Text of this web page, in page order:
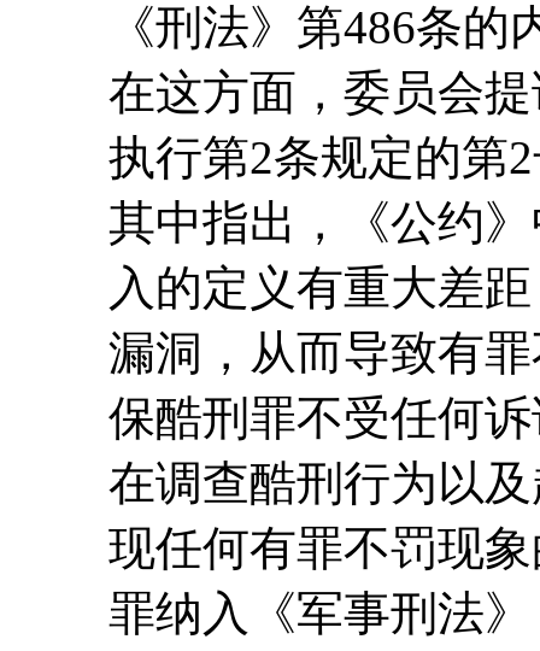
《刑法》第486条
在这方面，委员会
执行第2条规定的第
其中指出，《公约
入的定义有重大差
漏洞，从而导致有
保酷刑罪不受任何
在调查酷刑行为以
现任何有罪不罚现
罪纳入《军事刑法